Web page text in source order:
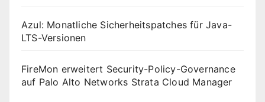
Azul: Monatliche Sicherheitspatches für Java-
LTS-Versionen
FireMon erweitert Security-Policy-Governance
auf Palo Alto Networks Strata Cloud Manager